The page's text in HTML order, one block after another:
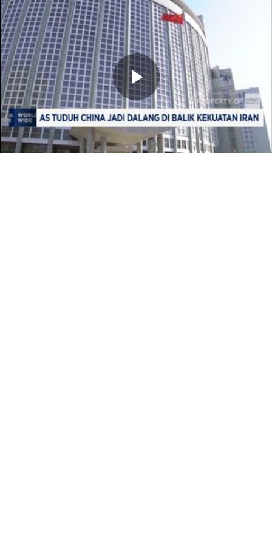
Memutarkan
Video